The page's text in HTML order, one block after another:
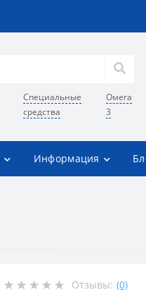
Специальные
средства
Омега
3
Информация
Отзывы: (0)